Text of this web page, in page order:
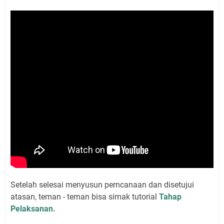
Setelah selesai menyusun perncanaan dan disetujui
atasan, teman - teman bisa simak tutorial Tahap
Pelaksanan.